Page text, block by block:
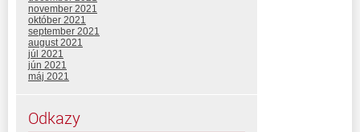
november 2021
október 2021
september 2021
august 2021
júl 2021
jún 2021
máj 2021
Odkazy